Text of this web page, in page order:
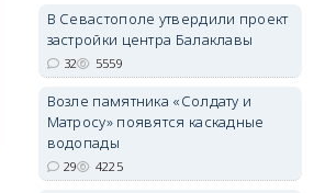
В Севастополе утвердили проект
застройки центра Балаклавы
32 5559
Возле памятника «Солдату и
Матросу» появятся каскадные
водопады
29 4225